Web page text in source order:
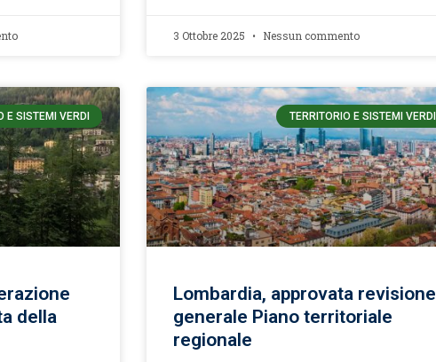
3 Ottobre 2025 Nessun commento
E SISTEMI VERDI
della
TERRITORIO E SISTEMI VERDI
Lombardia, approvata revisione
generale Piano territoriale
regionale